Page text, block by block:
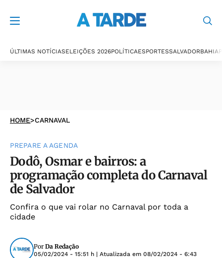
ÚLTIMAS NOTÍCIASELEIÇÕES 2026POLÍTICAESPORTESSALVADORBAHIA
HOME>CARNAVAL
PREPARE A AGENDA
Dodô, Osmar e bairros: a
programação completa do Carnaval
de Salvador
Confira o que vai rolar no Carnaval por toda a
cidade
Por Da Redação
05/02/2024 - 15:51 h | Atualizada em 08/02/2024 - 6:43